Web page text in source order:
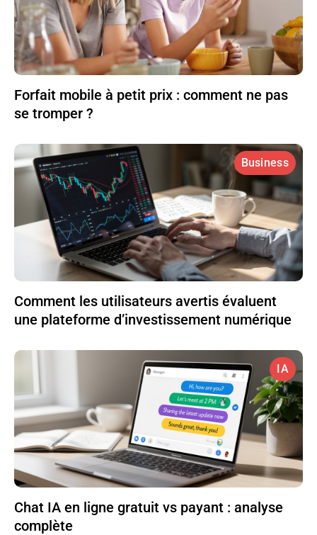
Forfait mobile à petit prix : comment ne pas
se tromper ?
Business
Comment les utilisateurs avertis évaluent
une plateforme d’investissement numérique
IA
Chat IA en ligne gratuit vs payant : analyse
complète